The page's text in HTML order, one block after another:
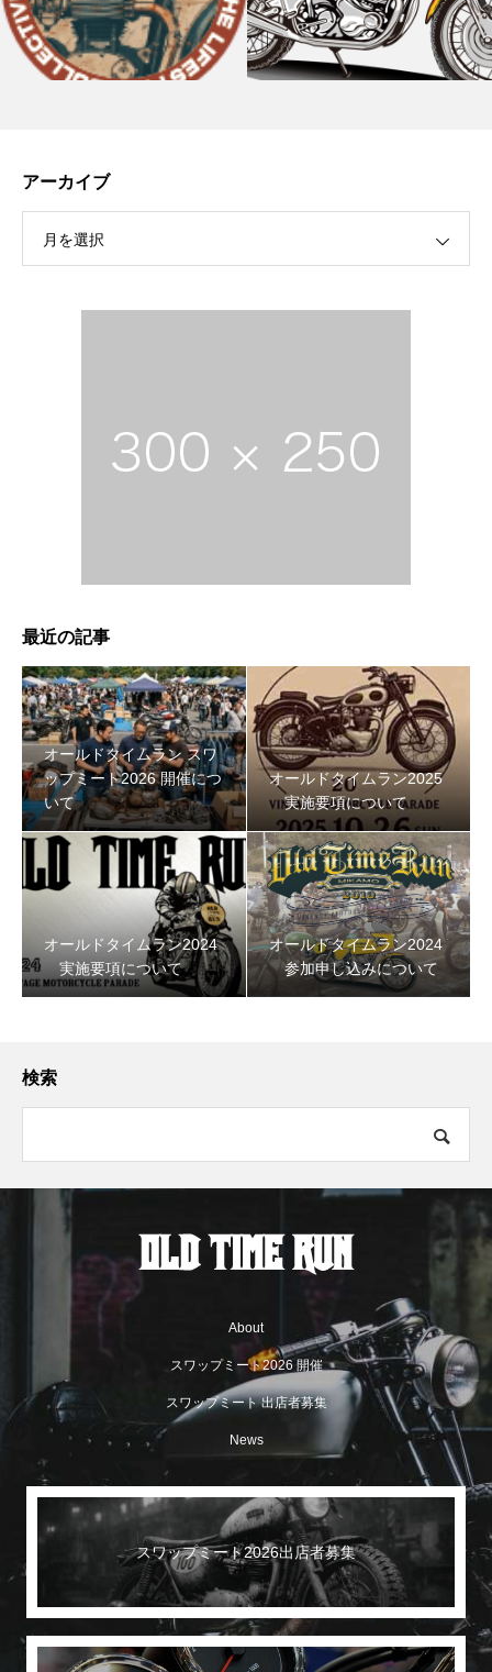
アーカイブ
月を選択
最近の記事
オールドタイムラン スワ
ップミート2026 開催につ
いて
オールドタイムラン2025
実施要項について
オールドタイムラン2024
実施要項について
オールドタイムラン2024
参加申し込みについて
検索
About
スワップミート2026 開催
スワップミート 出店者募集
News
スワップミート2026出店者募集